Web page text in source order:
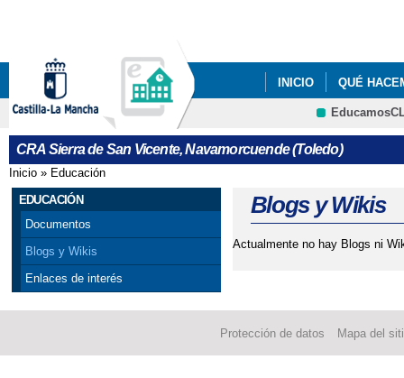
INICIO QUÉ
PROGRAMA DE
Cultura
CRA Sierra de San Vicente, Navamorcuende (Toledo)
Se encuentra usted aquí
Inicio » Educación
EDUCACIÓN
Documentos
Blogs y Wikis
Enlaces de interés
Blogs y Wikis
Actualmente no hay Blogs ni
Protección de datos Mapa del